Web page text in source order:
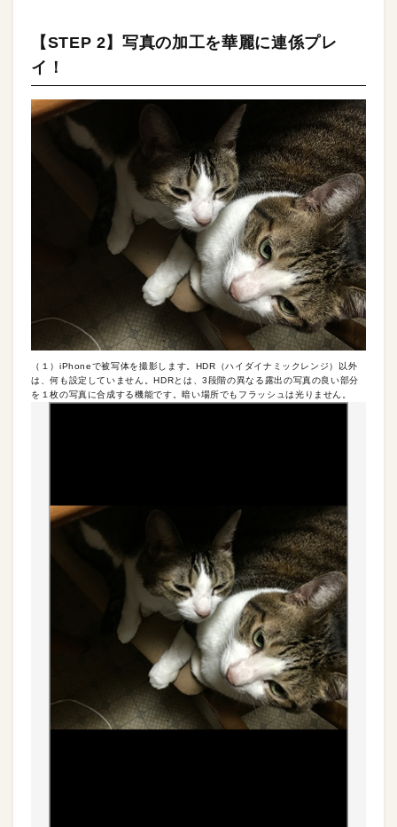
【STEP 2】写真の加工を華麗に連係プレ
イ！
（１）iPhoneで被写体を撮影します。HDR（ハイダイナミックレンジ）以外
は、何も設定していません。HDRとは、3段階の異なる露出の写真の良い部分
を１枚の写真に合成する機能です。暗い場所でもフラッシュは光りません。